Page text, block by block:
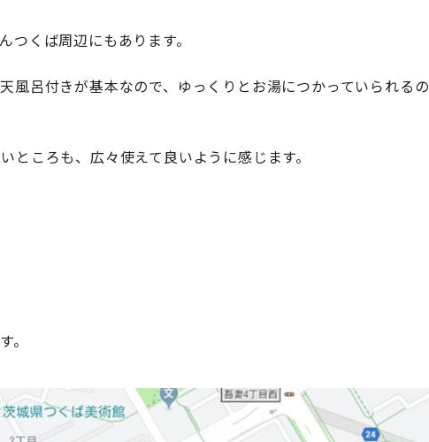
つくば周辺にもあります。
風呂付きが基本なので、ゆっくりとお湯につかっていられるの
ところも、広々使えて良いように感じます。
。